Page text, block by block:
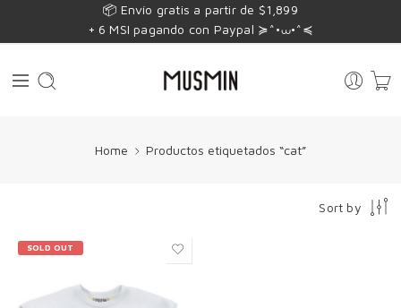
📦 Envío gratis a partir de $1,899
+ 6 MSI pagando con Paypal ≽^•⩊•^≼
Home Productos etiquetados “cat”
Sort by
SOLD OUT